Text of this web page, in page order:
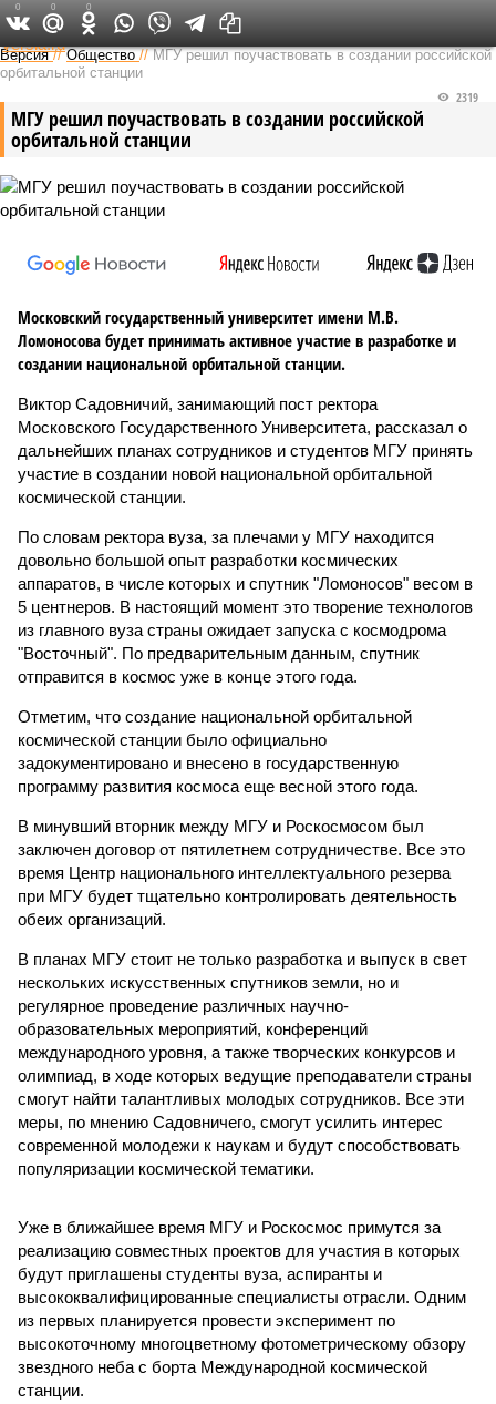
Федеральный выпуск
Версия //Общество //МГУ решил поучаствовать в создании российской
орбитальной станции
МГУ решил поучаствовать в создании российской
орбитальной станции
2319
Московский государственный университет имени М.В.
Ломоносова будет принимать активное участие в разработке и
создании национальной орбитальной станции.
Виктор Садовничий, занимающий пост ректора
Московского Государственного Университета, рассказал о
дальнейших планах сотрудников и студентов МГУ принять
участие в создании новой национальной орбитальной
космической станции.
По словам ректора вуза, за плечами у МГУ находится
довольно большой опыт разработки космических
аппаратов, в числе которых и спутник "Ломоносов" весом в
5 центнеров. В настоящий момент это творение технологов
из главного вуза страны ожидает запуска с космодрома
"Восточный". По предварительным данным, спутник
отправится в космос уже в конце этого года.
Отметим, что создание национальной орбитальной
космической станции было официально
задокументировано и внесено в государственную
программу развития космоса еще весной этого года.
В минувший вторник между МГУ и Роскосмосом был
заключен договор от пятилетнем сотрудничестве. Все это
время Центр национального интеллектуального резерва
при МГУ будет тщательно контролировать деятельность
обеих организаций.
В планах МГУ стоит не только разработка и выпуск в свет
нескольких искусственных спутников земли, но и
регулярное проведение различных научно-
образовательных мероприятий, конференций
международного уровня, а также творческих конкурсов и
олимпиад, в ходе которых ведущие преподаватели страны
смогут найти талантливых молодых сотрудников. Все эти
меры, по мнению Садовничего, смогут усилить интерес
современной молодежи к наукам и будут способствовать
популяризации космической тематики.
Уже в ближайшее время МГУ и Роскосмос примутся за
реализацию совместных проектов для участия в которых
будут приглашены студенты вуза, аспиранты и
высококвалифицированные специалисты отрасли. Одним
из первых планируется провести эксперимент по
высокоточному многоцветному фотометрическому обзору
звездного неба с борта Международной космической
станции.
0 0 0